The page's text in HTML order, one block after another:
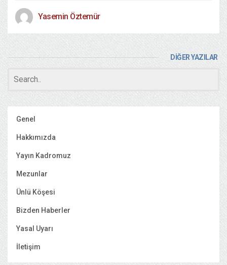
Yasemin Öztemür
DİĞER YAZILAR
Genel
Hakkımızda
Yayın Kadromuz
Mezunlar
Ünlü Köşesi
Bizden Haberler
Yasal Uyarı
İletişim